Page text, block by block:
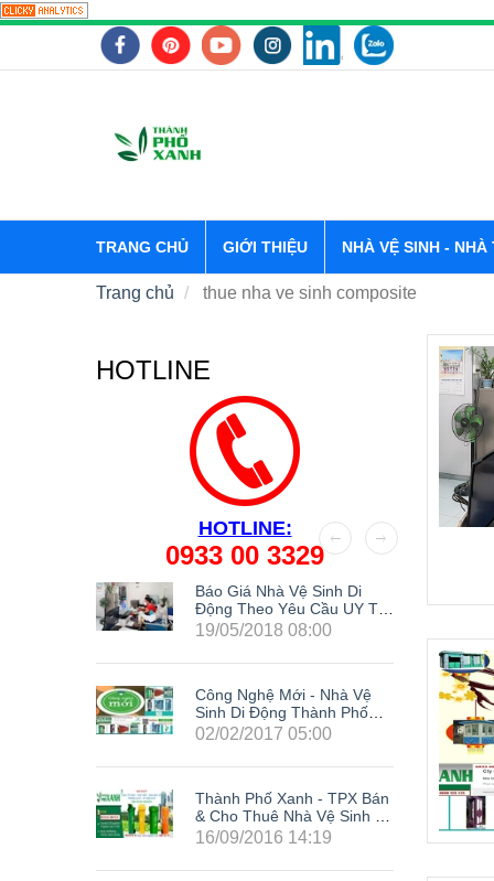
TRANG CHỦ GIỚI THIỆU NHÀ VỆ SINH -
Trang chủ thue nha ve sinh composite
HOTLINE
HOTLINE:
0933 00 3329
Báo Giá Nhà Vệ Sinh Di
Động Theo Yêu Cầu UY TÍN
Nhất Hiện Nay
19/05/2018 08:00
Công Nghệ Mới - Nhà Vệ
Sinh Di Động Thành Phố
Xanh
02/02/2017 05:00
Thành Phố Xanh - TPX Bán
& Cho Thuê Nhà Vệ Sinh Di
Động Giá Rẻ Composite Tại
Nước: Hà Nội, Hải Phòng,
16/09/2016 14:19